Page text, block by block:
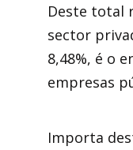
Deste total
sector
8,48%, é o
empresas
Importa